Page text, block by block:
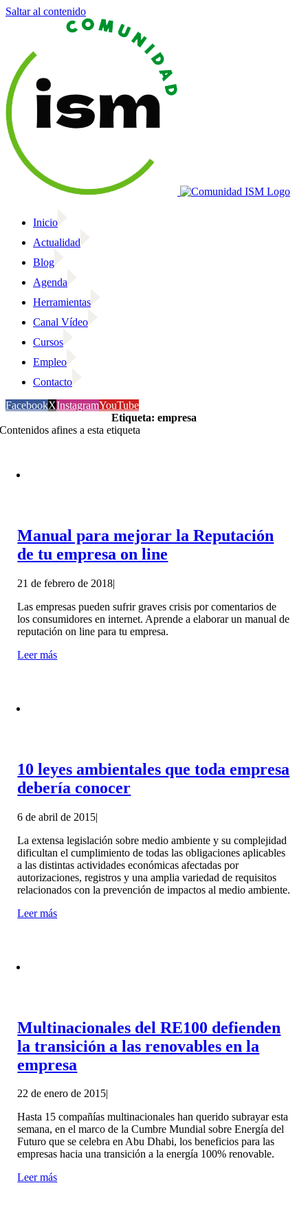
Saltar al contenido
Inicio
Actualidad
Blog
Agenda
Herramientas
Canal Vídeo
Cursos
Empleo
Contacto
FacebookXInstagramYouTube
Etiqueta: empresa
Contenidos afines a esta etiqueta
Manual para mejorar la Reputación
de tu empresa on line
21 de febrero de 2018|
Las empresas pueden sufrir graves crisis por comentarios de
los consumidores en internet. Aprende a elaborar un manual de
reputación on line para tu empresa.
Leer más
10 leyes ambientales que toda empresa
debería conocer
6 de abril de 2015|
La extensa legislación sobre medio ambiente y su complejidad
dificultan el cumplimiento de todas las obligaciones aplicables
a las distintas actividades económicas afectadas por
autorizaciones, registros y una amplia variedad de requisitos
relacionados con la prevención de impactos al medio ambiente.
Leer más
Multinacionales del RE100 defienden
la transición a las renovables en la
empresa
22 de enero de 2015|
Hasta 15 compañías multinacionales han querido subrayar esta
semana, en el marco de la Cumbre Mundial sobre Energía del
Futuro que se celebra en Abu Dhabi, los beneficios para las
empresas hacia una transición a la energía 100% renovable.
Leer más